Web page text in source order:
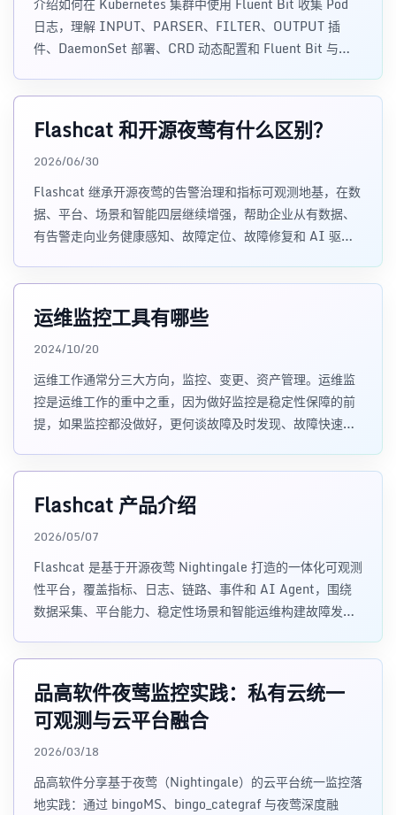
日志，理解 INPUT、PARSER、FILTER、OUTPUT 插
件、DaemonSet 部署、CRD 动态配置和 Fluent Bit 与
Flashcat 和开源夜莺有什么区别？
2026/06/30
Flashcat 继承开源夜莺的告警治理和指标可观测地基，在数
据、平台、场景和智能四层继续增强，帮助企业从有数据、
有告警走向业务健康感知、故障定位、故障修复和 AI 驱动
运维监控工具有哪些
2024/10/20
运维工作通常分三大方向，监控、变更、资产管理。运维监
控是运维工作的重中之重，因为做好监控是稳定性保障的前
提，如果监控都没做好，更何谈故障及时发现、故障快速定
Flashcat 产品介绍
2026/05/07
Flashcat 是基于开源夜莺 Nightingale 打造的一体化可观测
性平台，覆盖指标、日志、链路、事件和 AI Agent，围绕
数据采集、平台能力、稳定性场景和智能运维构建故障发现
品高软件夜莺监控实践：私有云统一
可观测与云平台融合
2026/03/18
品高软件分享基于夜莺（Nightingale）的云平台统一监控落
地实践：通过 bingoMS、bingo_categraf 与夜莺深度融